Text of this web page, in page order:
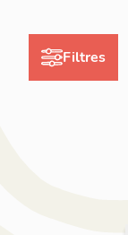
Filtres